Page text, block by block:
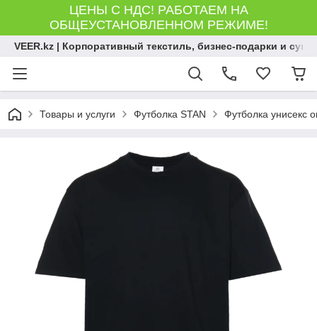
ЦЕНЫ С НДС! РАБОТАЕМ НА
ОБЩЕУСТАНОВЛЕННОМ РЕЖИМЕ!
VEER.kz | Корпоративный текстиль, бизнес-подарки и
Товары и услуги Футболка STAN Футболка унисекс